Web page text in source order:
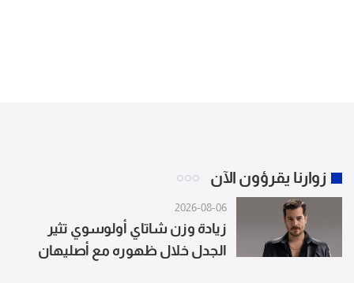
زوارنا يقرؤون الآن
2026-08-06
زيادة وزن شاتاي أولوسوي تثير
الجدل خلال ظهوره مع أصليهان